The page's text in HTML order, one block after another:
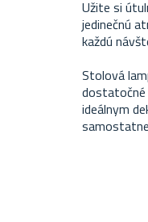
Užite si
jedinečnú
každú
Stolová
dostatočné
ideálnym